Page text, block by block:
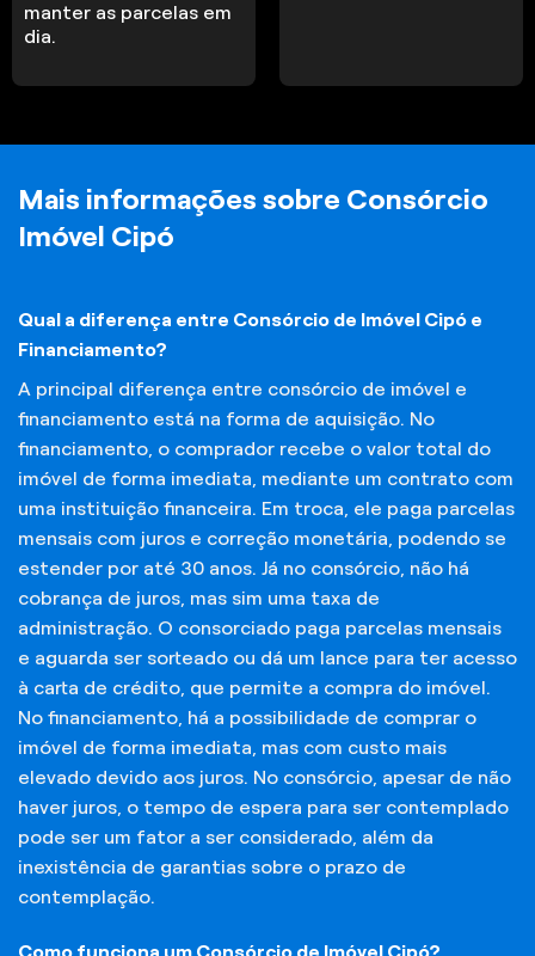
manter as parcelas em
dia.
Mais informações sobre Consórcio
Imóvel Cipó
Qual a diferença entre Consórcio de Imóvel Cipó e
Financiamento?
A principal diferença entre consórcio de imóvel e
financiamento está na forma de aquisição. No
financiamento, o comprador recebe o valor total do
imóvel de forma imediata, mediante um contrato com
uma instituição financeira. Em troca, ele paga parcelas
mensais com juros e correção monetária, podendo se
estender por até 30 anos. Já no consórcio, não há
cobrança de juros, mas sim uma taxa de
administração. O consorciado paga parcelas mensais
e aguarda ser sorteado ou dá um lance para ter acesso
à carta de crédito, que permite a compra do imóvel.
No financiamento, há a possibilidade de comprar o
imóvel de forma imediata, mas com custo mais
elevado devido aos juros. No consórcio, apesar de não
haver juros, o tempo de espera para ser contemplado
pode ser um fator a ser considerado, além da
inexistência de garantias sobre o prazo de
contemplação.